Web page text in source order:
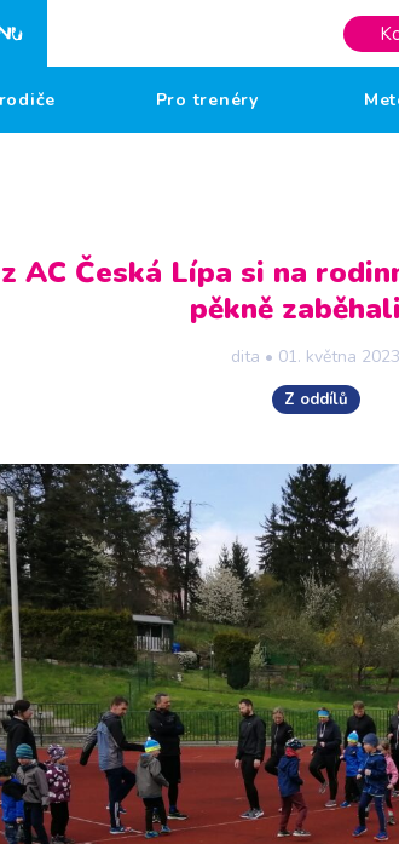
Pro trenéry
AC Česká Lípa si na
pěkně
dita • 01. května 2023
Z oddílů